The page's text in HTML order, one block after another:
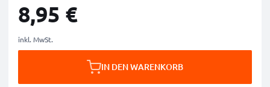
8,95 €
inkl. MwSt.
IN DEN WARENKORB